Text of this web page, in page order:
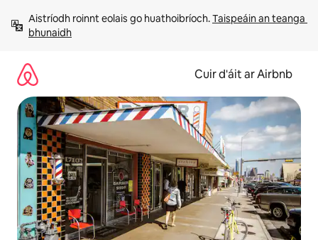
chuig
ábhar
Aistríodh roinnt eolais go huathoibríoch. Taispeáin an teanga
bhunaidh
Cuir d'áit ar Airbnb